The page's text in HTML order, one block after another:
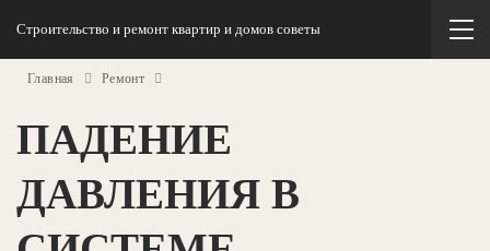
Строительство и ремонт квартир и домов советы
Главная Ремонт
ПАДЕНИЕ
ДАВЛЕНИЯ В